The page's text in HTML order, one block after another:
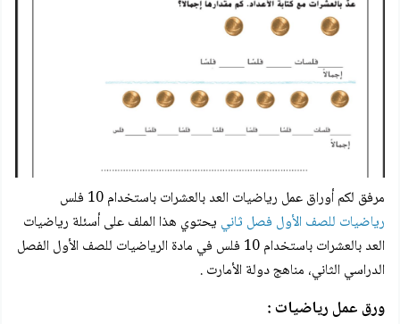
مرفق لكمأوراق عمل رياضيات العد بالعشرات باستخدام 10 فلس
رياضيات للصف الأول فصل ثاني يحتوي هذا الملف علىأسئلة رياضيات
العد بالعشرات باستخدام 10 فلس
في مادة الرياضيات للصف الأول الفصل
الدراسي الثاني، مناهج دولة الأمارت .
ورق عمل رياضيات :